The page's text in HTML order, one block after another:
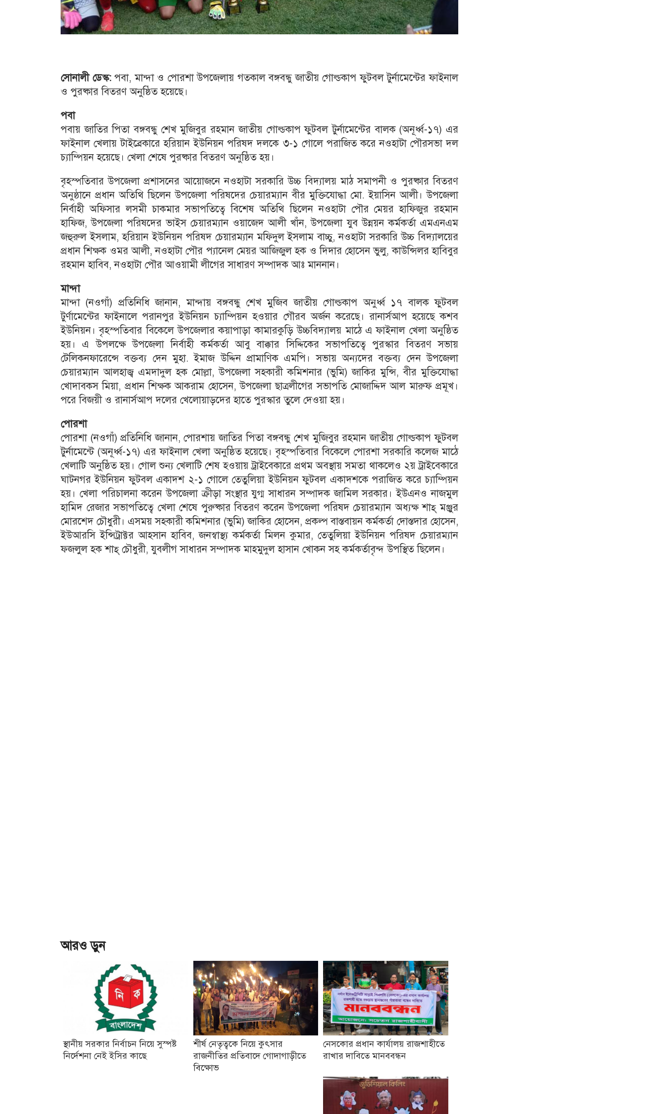
সোনালী ডেস্ক:পবা, মান্দা ও পোরশা উপজেলায় গতকাল বঙ্গবন্ধু জাতীয় গোল্ডকাপ ফুটবল টুর্নামেন্টের ফাইনাল
ও পুরষ্কার বিতরণ অনুষ্ঠিত হয়েছে।
পবা
পবায় জাতির পিতা বঙ্গবন্ধু শেখ মুজিবুর রহমান জাতীয় গোল্ডকাপ ফুটবল টুর্নামেন্টের বালক (অনূর্ধ্ব-১৭) এর
ফাইনাল খেলায় টাইব্রেকারে হরিয়ান ইউনিয়ন পরিষদ দলকে ৩-১ গোলে পরাজিত করে নওহাটা পৌরসভা দল
চ্যাম্পিয়ন হয়েছে। খেলা শেষে পুরষ্কার বিতরণ অনুষ্ঠিত হয়।
বৃহস্পতিবার উপজেলা প্রশাসনের আয়োজনে নওহাটা সরকারি উচ্চ বিদ্যালয় মাঠ সমাপনী ও পুরষ্কার বিতরণ
অনুষ্ঠানে প্রধান অতিথি ছিলেন উপজেলা পরিষদের চেয়ারম্যান বীর মুক্তিযোদ্ধা মো. ইয়াসিন আলী। উপজেলা
নির্বাহী অফিসার লসমী চাকমার সভাপতিত্বে বিশেষ অতিথি ছিলেন নওহাটা পৌর মেয়র হাফিজুর রহমান
হাফিজ, উপজেলা পরিষদের ভাইস চেয়ারম্যান ওয়াজেদ আলী খাঁন, উপজেলা যুব উন্নয়ন কর্মকর্তা এমএনএম
জহুরুল ইসলাম, হরিয়ান ইউনিয়ন পরিষদ চেয়ারম্যান মফিদুল ইসলাম বাচ্চু, নওহাটা সরকারি উচ্চ বিদ্যালয়ের
প্রধান শিক্ষক ওমর আলী, নওহাটা পৌর প্যানেল মেয়র আজিজুল হক ও দিদার হোসেন ভুলু, কাউন্সিলর হাবিবুর
রহমান হাবিব, নওহাটা পৌর আওয়ামী লীগের সাধারণ সম্পাদক আঃ মাননান।
মান্দা
মান্দা (নওগাঁ) প্রতিনিধি জানান, মান্দায় বঙ্গবন্ধু শেখ মুজিব জাতীয় গোল্ডকাপ অনুর্ধ্ব ১৭ বালক ফুটবল
টুর্ণামেন্টের ফাইনালে পরানপুর ইউনিয়ন চ্যাম্পিয়ন হওয়ার গৌরব অর্জন করেছে। রানার্সআপ হয়েছে কশব
ইউনিয়ন। বৃহস্পতিবার বিকেলে উপজেলার কয়াপাড়া কামারকুড়ি উচ্চবিদ্যালয় মাঠে এ ফাইনাল খেলা অনুষ্ঠিত
হয়। এ উপলক্ষে উপজেলা নির্বাহী কর্মকর্তা আবু বাক্কার সিদ্দিকের সভাপতিত্বে পুরস্কার বিতরণ সভায়
টেলিকনফারেন্সে বক্তব্য দেন মুহা. ইমাজ উদ্দিন প্রামাণিক এমপি। সভায় অন্যদের বক্তব্য দেন উপজেলা
চেয়ারম্যান আলহাজ্ব এমদাদুল হক মোল্লা, উপজেলা সহকারী কমিশনার (ভুমি) জাকির মুন্সি, বীর মুক্তিযোদ্ধা
খোদাবকস মিয়া, প্রধান শিক্ষক আকরাম হোসেন, উপজেলা ছাত্রলীগের সভাপতি মোজাদ্দিদ আল মারুফ প্রমূখ।
পরে বিজয়ী ও রানার্সআপ দলের খেলোয়াড়দের হাতে পুরস্কার তুলে দেওয়া হয়।
পোরশা
পোরশা (নওগাঁ) প্রতিনিধি জানান, পোরশায় জাতির পিতা বঙ্গবন্ধু শেখ মুজিবুর রহমান জাতীয় গোল্ডকাপ ফুটবল
টুর্নামেন্টে (অনূর্ধ্ব-১৭) এর ফাইনাল খেলা অনুষ্ঠিত হয়েছে। বৃহস্পতিবার বিকেলে পোরশা সরকারি কলেজ মাঠে
খেলাটি অনুষ্ঠিত হয়। গোল শুন্য খেলাটি শেষ হওয়ায় ট্রাইবেকারে প্রথম অবস্থায় সমতা থাকলেও ২য় ট্রাইবেকারে
ঘাটনগর ইউনিয়ন ফুটবল একাদশ ২-১ গোলে তেতুলিয়া ইউনিয়ন ফুটবল একাদশকে পরাজিত করে চ্যাম্পিয়ন
হয়। খেলা পরিচালনা করেন উপজেলা ক্রীড়া সংস্থার যুগ্ম সাধারন সম্পাদক জামিল সরকার। ইউএনও নাজমুল
হামিদ রেজার সভাপতিত্বে খেলা শেষে পুরুষ্কার বিতরণ করেন উপজেলা পরিষদ চেয়ারম্যান অধ্যক্ষ শাহ্ মঞ্জুর
মোরশেদ চৌধুরী। এসময় সহকারী কমিশনার (ভুমি) জাকির হোসেন, প্রকল্প বাস্তবায়ন কর্মকর্তা দোস্তদার হোসেন,
ইউআরসি ইন্সিট্রাক্টর আহসান হাবিব, জনস্বাস্থ্য কর্মকর্তা মিলন কুমার, তেতুলিয়া ইউনিয়ন পরিষদ চেয়ারম্যান
ফজলুল হক শাহ্ চৌধুরী, যুবলীগ সাধারন সম্পাদক মাহমুদুল হাসান খোকন সহ কর্মকর্তাবৃন্দ উপস্থিত ছিলেন।
আরও ড়ুন
স্থানীয় সরকার নির্বাচন নিয়ে সুস্পষ্ট
নির্দেশনা নেই ইসির কাছে
শীর্ষ নেতৃত্বকে নিয়ে কুৎসার
রাজনীতির প্রতিবাদে গোদাগাড়ীতে
বিক্ষোভ
নেসকোর প্রধান কার্যালয় রাজশাহীতে
রাখার দাবিতে মানববন্ধন